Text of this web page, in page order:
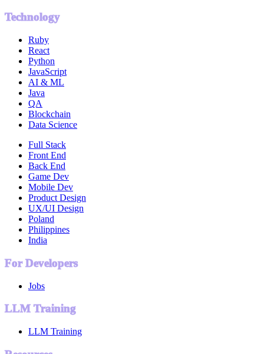
Technology
Ruby
React
Python
JavaScript
AI & ML
Java
QA
Blockchain
Data Science
Full Stack
Front End
Back End
Game Dev
Mobile Dev
Product Design
UX/UI Design
Poland
Philippines
India
For Developers
Jobs
LLM Training
LLM Training